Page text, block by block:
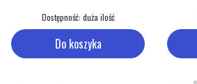
Do koszyka
Dostępność: duża ilość